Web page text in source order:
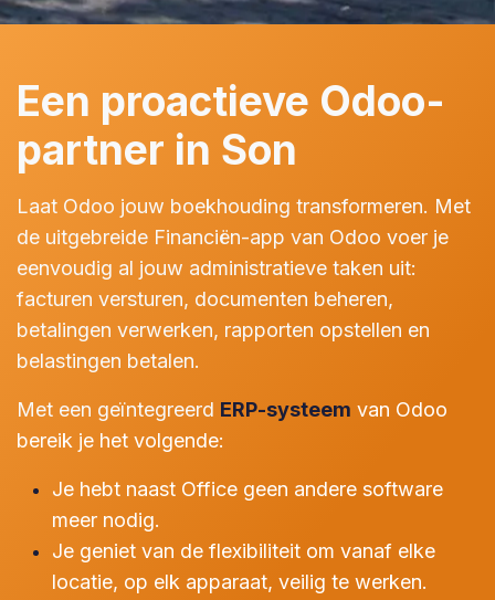
Een proactieve Odoo-
partner in Son
Laat Odoo jouw boekhouding transformeren. Met
de uitgebreide Financiën-app van Odoo voer je
eenvoudig al jouw administratieve taken uit:
facturen versturen, documenten beheren,
betalingen verwerken, rapporten opstellen en
belastingen betalen.
Met een geïntegreerd ERP-systeem van Odoo
bereik je het volgende:
Je hebt naast Office geen andere software
meer nodig.
Je geniet van de flexibiliteit om vanaf elke
locatie, op elk apparaat, veilig te werken.